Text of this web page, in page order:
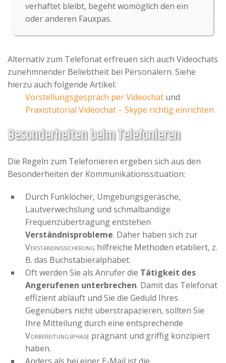
verhaftet bleibt, begeht womöglich den ein
oder anderen Fauxpas.
Alternativ zum Telefonat erfreuen sich auch Videochats
zunehmnender Beliebtheit bei Personalern. Siehe
hierzu auch folgende Artikel:
Vorstellungsgespräch per Videochat und
Praxistutorial Videochat – Skype richtig einrichten
Besonderheiten beim Telefonieren
Die Regeln zum Telefonieren ergeben sich aus den
Besonderheiten der Kommunikationssituation:
Durch Funklöcher, Umgebungsgeräsche,
Lautverwechslung und schmalbandige
Frequenzübertragung entstehen
Verständnisprobleme. Daher haben sich zur
Verständnissicherung hilfreiche Methoden etabliert, z.
B. das Buchstabieralphabet.
Oft werden Sie als Anrufer die Tätigkeit des
Angerufenen unterbrechen. Damit das Telefonat
effizient abläuft und Sie die Geduld Ihres
Gegenübers nicht überstrapazieren, sollten Sie
Ihre Mitteilung durch eine entsprechende
Vorbereitungsphase prägnant und griffig konzipiert
haben.